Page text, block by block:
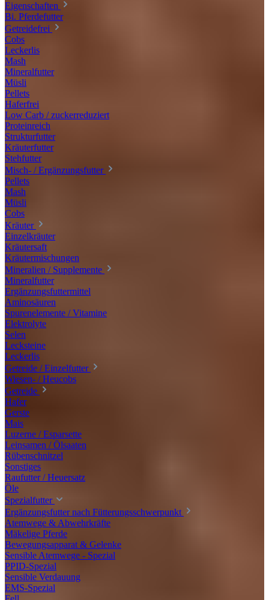
Eigenschaften
Bi. Pferdefutter
Getreidefrei
Cobs
Leckerlis
Mash
Mineralfutter
Müsli
Pellets
Haferfrei
Low Carb / zuckerreduziert
Proteinreich
Strukturfutter
Kräuterfutter
Stehfutter
Misch- / Ergänzungsfutter
Pellets
Mash
Müsli
Cobs
Kräuter
Einzelkräuter
Kräutersaft
Kräutermischungen
Mineralien / Supplemente
Mineralfutter
Ergänzungsfuttermittel
Aminosäuren
Spurenelemente / Vitamine
Elektrolyte
Selen
Lecksteine
Leckerlis
Getreide / Einzelfutter
Wiesen- / Heucobs
Getreide
Hafer
Gerste
Mais
Luzerne / Esparsette
Leinsamen / Ölsaaten
Rübenschnitzel
Sonstiges
Raufutter / Heuersatz
Öle
Spezialfutter
Ergänzungsfutter nach Fütterungsschwerpunkt
Atemwege & Abwehrkräfte
Mäkelige Pferde
Bewegungsapparat & Gelenke
Sensible Atemwege - Spezial
PPID-Spezial
Sensible Verdauung
EMS-Spezial